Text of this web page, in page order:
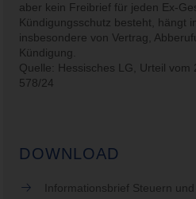
aber kein Freibrief für jeden Ex-
Kündigungsschutz besteht, hängt
insbesondere von Vertrag,
Kündigung.
Quelle: Hessisches LG, Urteil vom
578/24
DOWNLOAD
Informationsbrief Steuern